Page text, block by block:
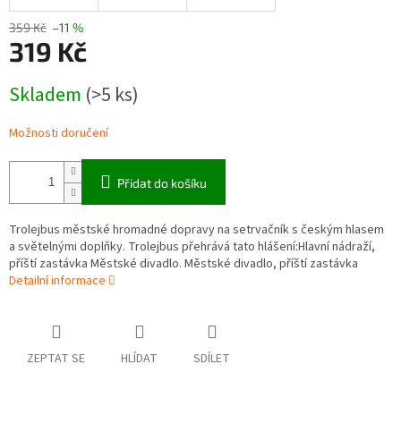
359 Kč –11 %
319 Kč
cena:
Skladem (>5 ks)
Možnosti doručení
Přidat do košíku
Trolejbus městské hromadné dopravy na setrvačník s českým hlasem
a světelnými doplňky. Trolejbus přehrává tato hlášení:Hlavní nádraží,
příští zastávka Městské divadlo. Městské divadlo, příští zastávka
Detailní informace
ZEPTAT SE HLÍDAT SDÍLET